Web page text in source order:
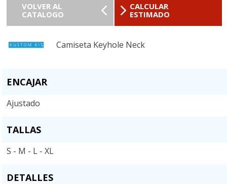
VOLVER AL
CATALOGO
CALCULAR
ESTIMADO
Camiseta Keyhole Neck
ENCAJAR
Ajustado
TALLAS
S - M - L - XL
DETALLES